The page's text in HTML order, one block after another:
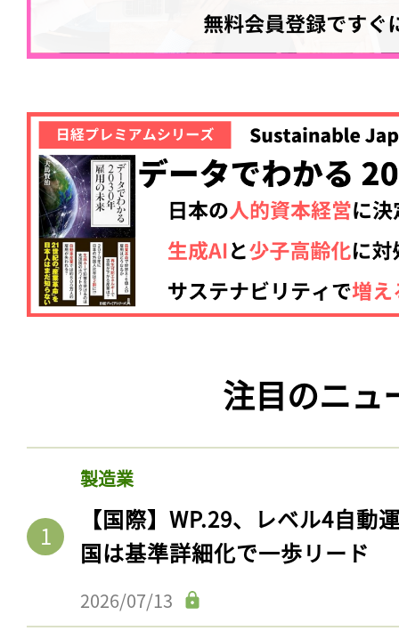
注目のニュ
製造業
【国際】WP.29、レベル4自動
国は基準詳細化で一歩リード
2026/07/13